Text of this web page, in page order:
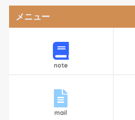
メニュー
note
mail